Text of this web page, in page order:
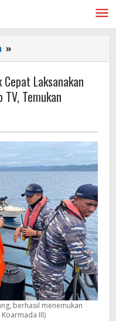
»
Koarmada
Gerak
Cepat
Operasi
Wartawan
Metro
TV,
Temukan
swimvest
Warna
Orange
Laksanakan
Temukan
berhasil menemukan
III)